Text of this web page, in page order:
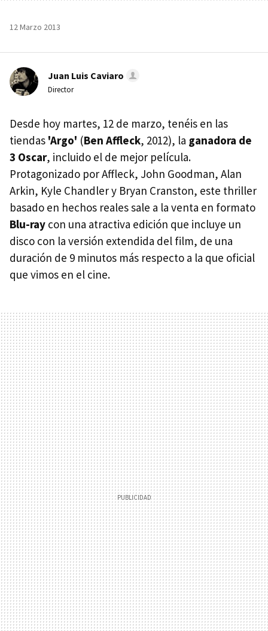
12 Marzo 2013
Juan Luis Caviaro
Director
Desde hoy martes, 12 de marzo, tenéis en las
tiendas 'Argo' (Ben Affleck, 2012), la ganadora de
3 Oscar, incluido el de mejor película.
Protagonizado por Affleck, John Goodman, Alan
Arkin, Kyle Chandler y Bryan Cranston, este thriller
basado en hechos reales sale a la venta en formato
Blu-ray con una atractiva edición que incluye un
disco con la versión extendida del film, de una
duración de 9 minutos más respecto a la que oficial
que vimos en el cine.